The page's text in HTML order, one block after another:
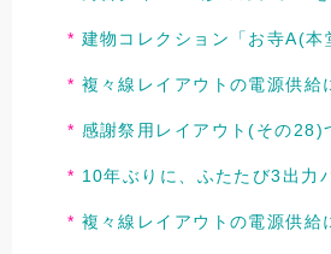
建物コレクション「お寺A(本
複々線レイアウトの電源供
感謝祭用レイアウト(その28)
10年ぶりに、ふたたび3出力
複々線レイアウトの電源供